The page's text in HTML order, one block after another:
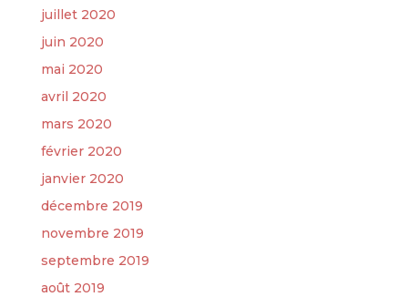
juillet 2020
juin 2020
mai 2020
avril 2020
mars 2020
février 2020
janvier 2020
décembre 2019
novembre 2019
septembre 2019
août 2019